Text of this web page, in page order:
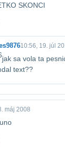
SKONCI
10:56, 19. júl
jak sa vola ta
text??
máj 2008